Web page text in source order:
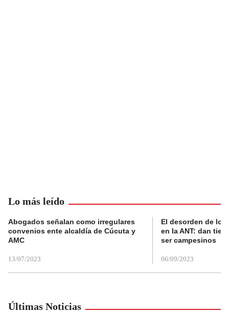
Lo más leído
Abogados señalan como irregulares
convenios ente alcaldía de Cúcuta y
AMC
13/07/2023
El desorden de
en la ANT: dan
ser campesinos
06/09/2023
Últimas Noticias